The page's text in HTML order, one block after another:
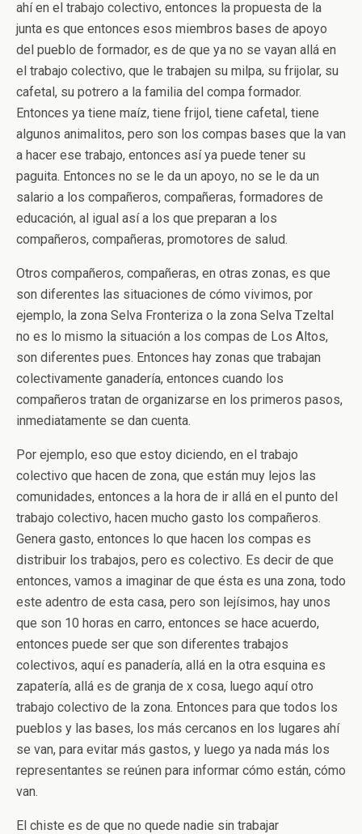
ahí en el trabajo colectivo, entonces la propuesta de la
junta es que entonces esos miembros bases de apoyo
del pueblo de formador, es de que ya no se vayan allá en
el trabajo colectivo, que le trabajen su milpa, su frijolar, su
cafetal, su potrero a la familia del compa formador.
Entonces ya tiene maíz, tiene frijol, tiene cafetal, tiene
algunos animalitos, pero son los compas bases que la van
a hacer ese trabajo, entonces así ya puede tener su
paguita. Entonces no se le da un apoyo, no se le da un
salario a los compañeros, compañeras, formadores de
educación, al igual así a los que preparan a los
compañeros, compañeras, promotores de salud.
Otros compañeros, compañeras, en otras zonas, es que
son diferentes las situaciones de cómo vivimos, por
ejemplo, la zona Selva Fronteriza o la zona Selva Tzeltal
no es lo mismo la situación a los compas de Los Altos,
son diferentes pues. Entonces hay zonas que trabajan
colectivamente ganadería, entonces cuando los
compañeros tratan de organizarse en los primeros pasos,
inmediatamente se dan cuenta.
Por ejemplo, eso que estoy diciendo, en el trabajo
colectivo que hacen de zona, que están muy lejos las
comunidades, entonces a la hora de ir allá en el punto del
trabajo colectivo, hacen mucho gasto los compañeros.
Genera gasto, entonces lo que hacen los compas es
distribuir los trabajos, pero es colectivo. Es decir de que
entonces, vamos a imaginar de que ésta es una zona, todo
este adentro de esta casa, pero son lejísimos, hay unos
que son 10 horas en carro, entonces se hace acuerdo,
entonces puede ser que son diferentes trabajos
colectivos, aquí es panadería, allá en la otra esquina es
zapatería, allá es de granja de x cosa, luego aquí otro
trabajo colectivo de la zona. Entonces para que todos los
pueblos y las bases, los más cercanos en los lugares ahí
se van, para evitar más gastos, y luego ya nada más los
representantes se reúnen para informar cómo están, cómo
van.
El chiste es de que no quede nadie sin trabajar